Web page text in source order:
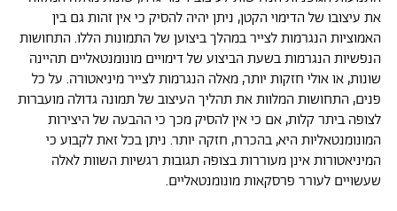
את עיצובו של הדימוי הקטן, ניתן יהיה להסיק כי אין זהות גם בין
האמוציות הנגרמות לצייר במהלך ביצוען של התמונות הללו. התחושות
הנפשיות הנגרמות בשעת הביצוע של דימויים מונומנטאליים תהיינה
שונות, או אולי חזקות יותר, מאלה הנגרמות לצייר מיניאטורה. על כל
פנים, התחושות המלוות את תהליך העיצוב של תמונה גדולה מועברות
לצופה ביתר קלות, אם כי אין להסיק מכך כי ההבעה של היצירות
המונומנטאליות היא, בהכרח, חזקה יותר. ניתן בכל זאת לקבוע כי
המיניאטורות אינן מעוררות בצופה תגובות רגשיות השוות לאלה
שעשויים לעורר פרסקאות מונומנטאליים.